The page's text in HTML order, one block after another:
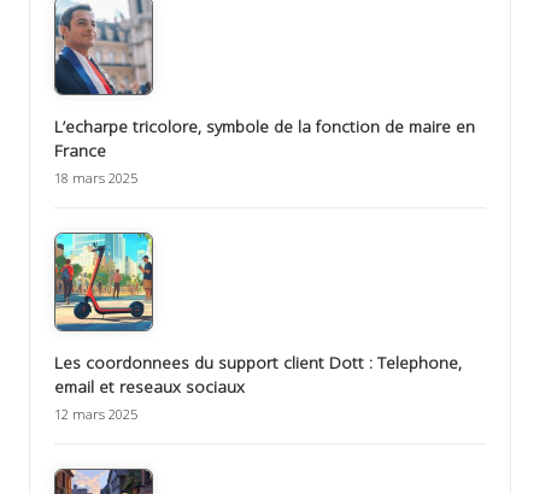
L’echarpe tricolore, symbole de la fonction de maire en
France
18 mars 2025
Les coordonnees du support client Dott : Telephone,
email et reseaux sociaux
12 mars 2025